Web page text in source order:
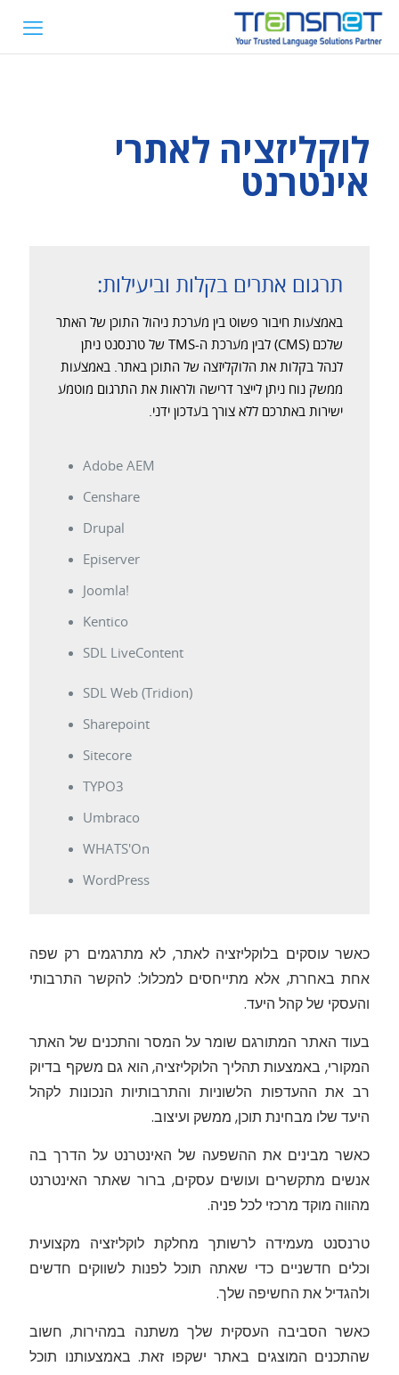
לוקליזציה לאתרי
אינטרנט
תרגום אתרים בקלות וביעילות:
באמצעות חיבור פשוט בין מערכת ניהול התוכן של האתר
שלכם (CMS) לבין מערכת ה-TMS של טרנסנט ניתן
לנהל בקלות את הלוקליזצה של התוכן באתר. באמצעות
ממשק נוח ניתן לייצר דרישה ולראות את התרגום מוטמע
ישירות באתרכם ללא צורך בעדכון ידני.
Adobe AEM
Censhare
Drupal
Episerver
Joomla!
Kentico
SDL LiveContent
SDL Web (Tridion)
Sharepoint
Sitecore
TYPO3
Umbraco
WHATS'On
WordPress
כאשר עוסקים בלוקליזציה לאתר, לא מתרגמים רק שפה
אחת באחרת, אלא מתייחסים למכלול: להקשר התרבותי
והעסקי של קהל היעד.
בעוד האתר המתורגם שומר על המסר והתכנים של האתר
המקורי, באמצעות תהליך הלוקליזציה, הוא גם משקף בדיוק
רב את ההעדפות הלשוניות והתרבותיות הנכונות לקהל
היעד שלו מבחינת תוכן, ממשק ועיצוב.
כאשר מבינים את ההשפעה של האינטרנט על הדרך בה
אנשים מתקשרים ועושים עסקים, ברור שאתר האינטרנט
מהווה מוקד מרכזי לכל פניה.
טרנסנט מעמידה לרשותך מחלקת לוקליזציה מקצועית
וכלים חדשניים כדי שאתה תוכל לפנות לשווקים חדשים
ולהגדיל את החשיפה שלך.
כאשר הסביבה העסקית שלך משתנה במהירות, חשוב
שהתכנים המוצגים באתר ישקפו זאת. באמצעותנו תוכל